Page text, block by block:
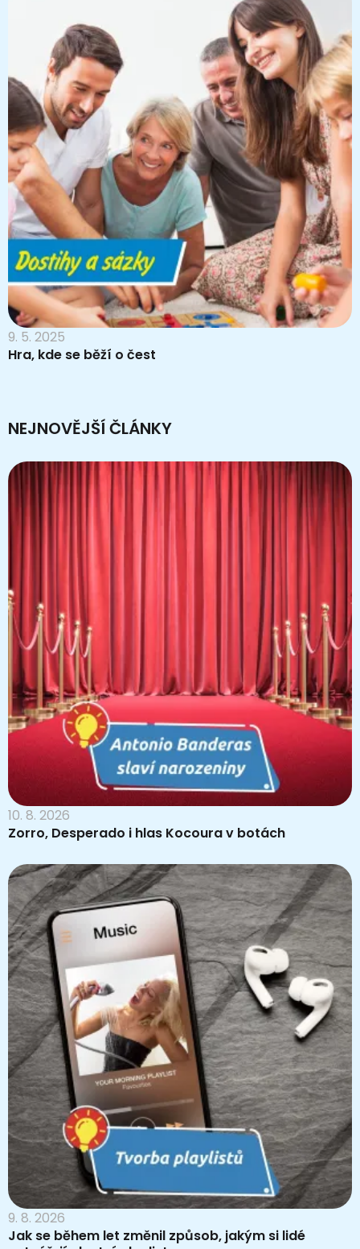
9. 5. 2025
Hra, kde se běží o čest
NEJNOVĚJŠÍ ČLÁNKY
10. 8. 2026
Zorro, Desperado i hlas Kocoura v botách
9. 8. 2026
Jak se během let změnil způsob, jakým si lidé